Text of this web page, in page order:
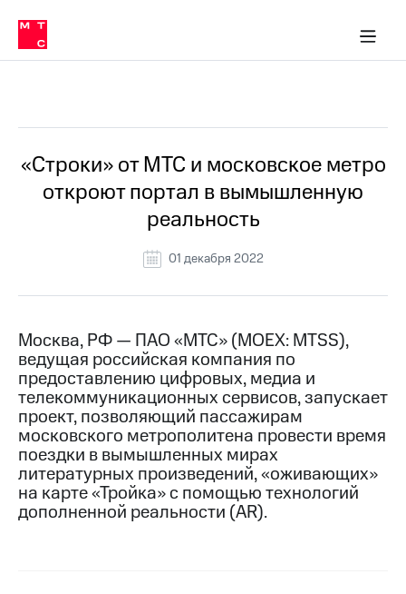
Медиа-центр
и акционерам
Устойчивое развитие
Комплаенс и деловая этика
компании
Карьера
История
компании
Руководство
информация
Контакты
Медиа-центр
Пресс-
релизы
МТС
о технологиях
Достижения
Интервью
в МТС
Пресс-
релизы
о технологиях
«Строки» от МТС и московское метро
откроют портал в вымышленную
реальность
01 декабря 2022
Москва, РФ — ПАО «МТС» (MOEX: MTSS),
ведущая российская компания по
предоставлению цифровых, медиа и
телекоммуникационных сервисов, запускает
проект, позволяющий пассажирам
московского метрополитена провести время
поездки в вымышленных мирах
литературных произведений, «оживающих»
на карте «Тройка» с помощью технологий
дополненной реальности (AR).